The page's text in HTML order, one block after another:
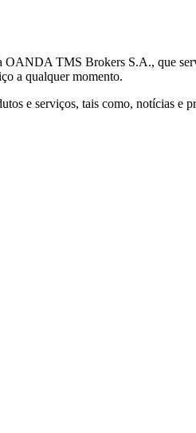
TMS Brokers S.A., que
a qualquer momento.
e serviços, tais como, notícias e